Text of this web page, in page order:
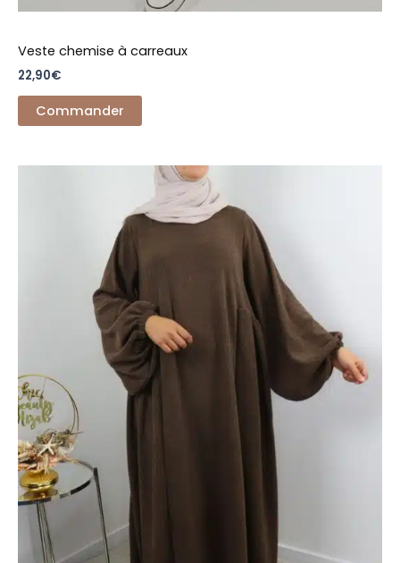
Veste chemise à carreaux
22,90€
Commander
produit
a
options
peuvent
être
choisies
sur